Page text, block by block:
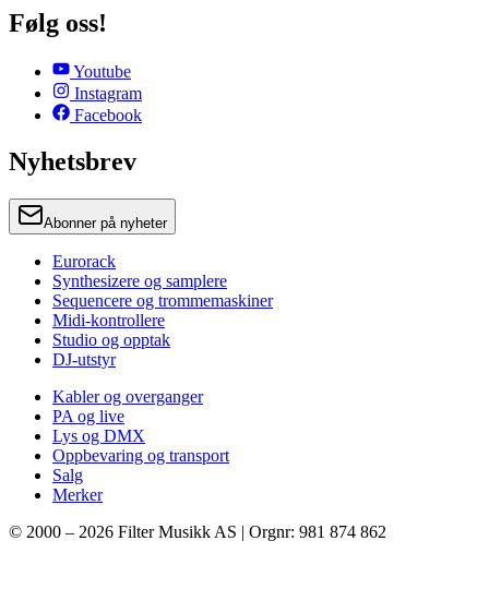
Følg oss!
Youtube
Instagram
Facebook
Nyhetsbrev
Abonner på nyheter
Eurorack
Synthesizere og samplere
Sequencere og trommemaskiner
Midi-kontrollere
Studio og opptak
DJ-utstyr
Kabler og overganger
PA og live
Lys og DMX
Oppbevaring og transport
Salg
Merker
© 2000 – 2026 Filter Musikk AS | Orgnr: 981 874 862